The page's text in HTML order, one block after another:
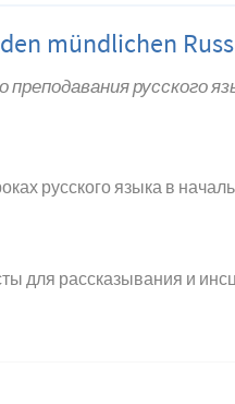
mündlichen
русского
русского языка в
для рассказывания и